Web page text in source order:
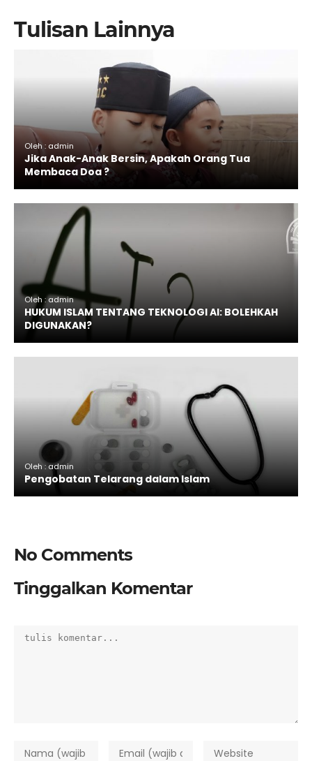
Tulisan Lainnya
Oleh : admin
Jika Anak-Anak Bersin, Apakah Orang Tua
Membaca Doa ?
Oleh : admin
HUKUM ISLAM TENTANG TEKNOLOGI AI: BOLEHKAH
DIGUNAKAN?
Oleh : admin
Pengobatan Telarang dalam Islam
No Comments
Tinggalkan Komentar